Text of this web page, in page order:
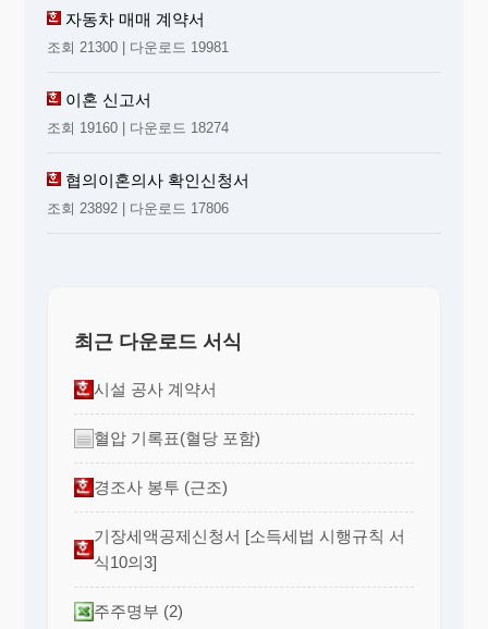
자동차 매매 계약서
조회 21300 | 다운로드 19981
이혼 신고서
조회 19160 | 다운로드 18274
협의이혼의사 확인신청서
조회 23892 | 다운로드 17806
최근 다운로드 서식
시설 공사 계약서
혈압 기록표(혈당 포함)
경조사 봉투 (근조)
기장세액공제신청서 [소득세법 시행규칙 서
식10의3]
주주명부 (2)